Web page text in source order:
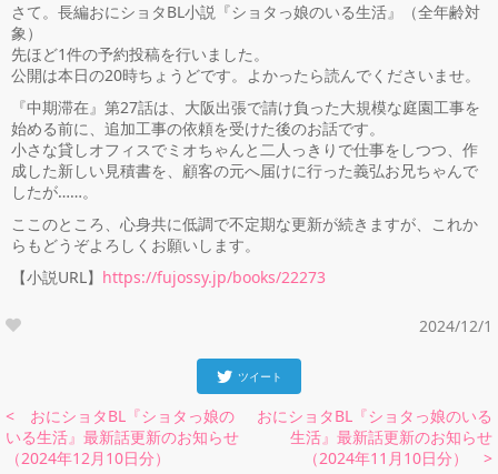
さて。長編おにショタBL小説『ショタっ娘のいる生活』（全年齢対
象）
先ほど1件の予約投稿を行いました。
公開は本日の20時ちょうどです。よかったら読んでくださいませ。
『中期滞在』第27話は、大阪出張で請け負った大規模な庭園工事を
始める前に、追加工事の依頼を受けた後のお話です。
小さな貸しオフィスでミオちゃんと二人っきりで仕事をしつつ、作
成した新しい見積書を、顧客の元へ届けに行った義弘お兄ちゃんで
したが……。
ここのところ、心身共に低調で不定期な更新が続きますが、これか
らもどうぞよろしくお願いします。
【小説URL】 https://fujossy.jp/books/22273
2024/12/1
ツイート
< おにショタBL『ショタっ娘の
いる生活』最新話更新のお知らせ
（2024年12月10日分）
おにショタBL『ショタっ娘のいる
生活』最新話更新のお知らせ
（2024年11月10日分） >